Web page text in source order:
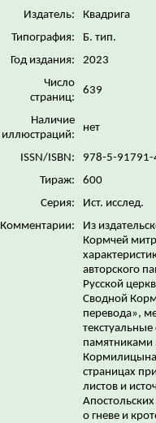
Издатель:
Квадрига
Типография:
Б. тип.
Год издания:
2023
Число
страниц:
639
Наличие
иллюстраций:
нет
ISSN/ISBN:
978-5-
Тираж:
600
Серия:
Ист. исслед.
Комментарии:
Из
Кормчей
авторского
Русской
Сводной
перевода»,
памятниками
страницах
листов и
о гневе и